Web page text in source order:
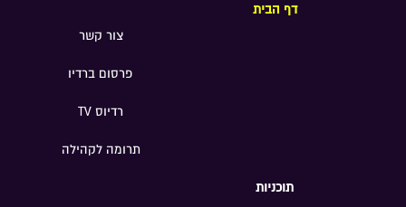
דף הבית
צור קשר
פרסום ברדיו
רדיוס TV
תרומה לקהילה
תוכניות